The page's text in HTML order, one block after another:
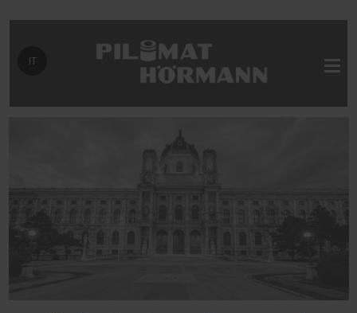
Seleziona la tua lingua
IT